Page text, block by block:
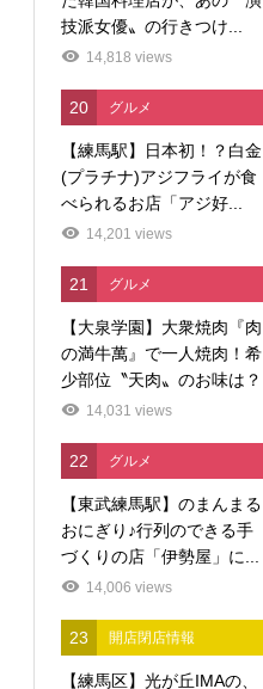
技派女優〟の行きつけ...
14,818 views
20 グルメ
【練馬駅】日本初！？白金
(プラチナ)アジフライが食
べられるお店「アジ好...
14,201 views
21 グルメ
【大泉学園】大衆焼肉『肉
の満牛萬』で一人焼肉！希
少部位〝天肉〟のお味は？
14,031 views
22 グルメ
【東武練馬駅】のまんまる
おにぎり♪行列のできる手
づくりの店「伊勢屋」に...
14,006 views
23 開店閉店情報
【練馬区】光が丘IMAの、